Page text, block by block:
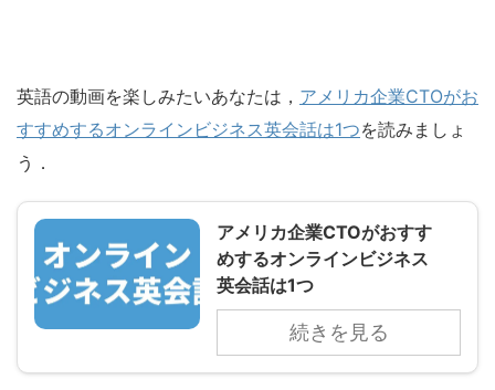
英語の動画を楽しみたいあなたは， アメリカ企業CTOがお
すすめするオンラインビジネス英会話は1つを読みましょ
う．
アメリカ企業CTOがおすす
めするオンラインビジネス
英会話は1つ
続きを見る